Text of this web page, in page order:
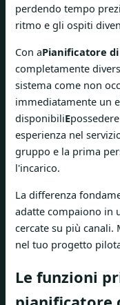
perdendo tempo
ritmo e gli ospiti
Con aPianificatore
completamente
sistema come non
immediatamente un
disponibiliE
esperienza nel
gruppo e la prima
l'incarico.
La differenza
adatte compaiono in
cercate su più
nel tuo progetto
Le funzioni